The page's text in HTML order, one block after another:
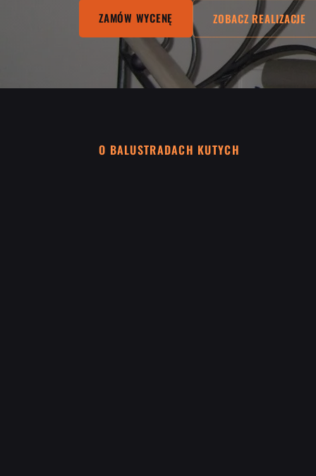
ZAMÓW WYCENĘ ZOBACZ REALIZACJE
O BALUSTRADACH KUTYCH